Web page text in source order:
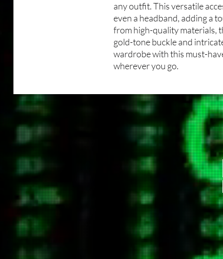
any outfit. This versatile
even a headband, adding a
from high-quality materials,
gold-tone buckle and
wardrobe with this must-
wherever you go.